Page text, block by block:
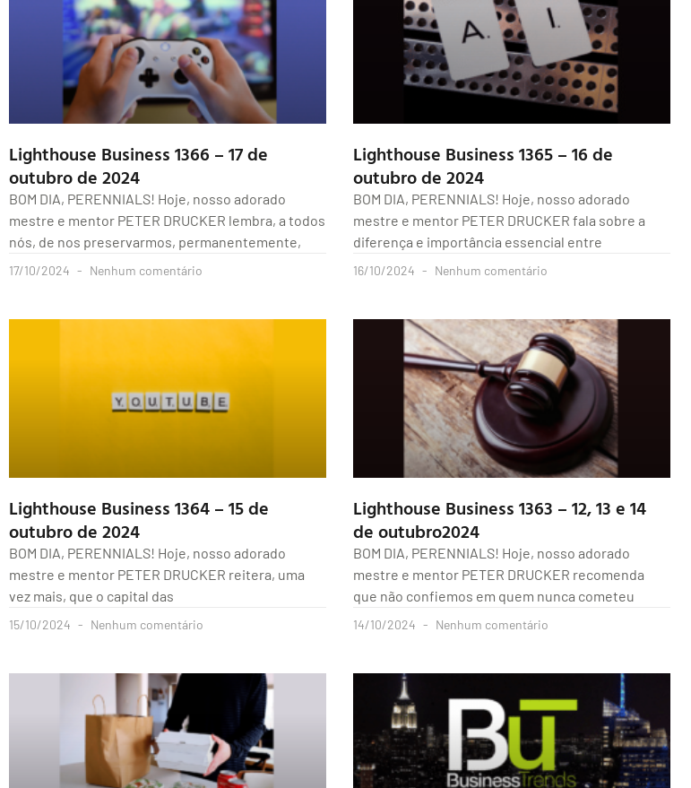
Lighthouse Business 1366 – 17 de
outubro de 2024
BOM DIA, PERENNIALS! Hoje, nosso adorado
mestre e mentor PETER DRUCKER lembra, a todos
nós, de nos preservarmos, permanentemente,
17/10/2024 Nenhum comentário
Lighthouse Business 1365 – 16 de
outubro de 2024
BOM DIA, PERENNIALS! Hoje, nosso adorado
mestre e mentor PETER DRUCKER fala sobre a
diferença e importância essencial entre
16/10/2024 Nenhum comentário
Lighthouse Business 1364 – 15 de
outubro de 2024
BOM DIA, PERENNIALS! Hoje, nosso adorado
mestre e mentor PETER DRUCKER reitera, uma
vez mais, que o capital das
15/10/2024 Nenhum comentário
Lighthouse Business 1363 – 12, 13 e 14
de outubro2024
BOM DIA, PERENNIALS! Hoje, nosso adorado
mestre e mentor PETER DRUCKER recomenda
que não confiemos em quem nunca cometeu
14/10/2024 Nenhum comentário